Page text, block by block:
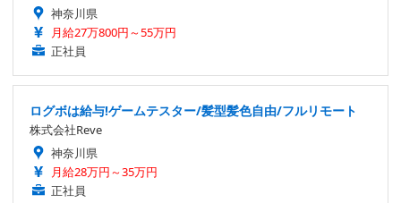
神奈川県
月給27万800円～55万円
正社員
ログボは給与!ゲームテスター/髪型髪色自由/フルリモート
株式会社Reve
神奈川県
月給28万円～35万円
正社員